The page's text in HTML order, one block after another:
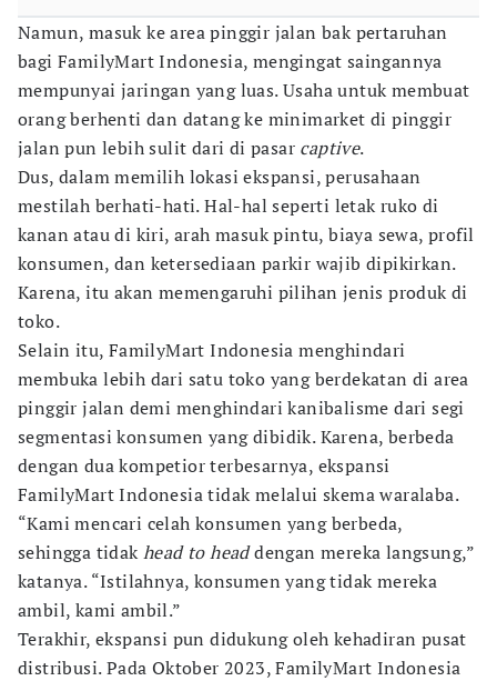
Namun, masuk ke area pinggir jalan bak pertaruhan
bagi FamilyMart Indonesia, mengingat saingannya
mempunyai jaringan yang luas. Usaha untuk membuat
orang berhenti dan datang ke minimarket di pinggir
jalan pun lebih sulit dari di pasar captive.
Dus, dalam memilih lokasi ekspansi, perusahaan
mestilah berhati-hati. Hal-hal seperti letak ruko di
kanan atau di kiri, arah masuk pintu, biaya sewa, profil
konsumen, dan ketersediaan parkir wajib dipikirkan.
Karena, itu akan memengaruhi pilihan jenis produk di
toko.
Selain itu, FamilyMart Indonesia menghindari
membuka lebih dari satu toko yang berdekatan di area
pinggir jalan demi menghindari kanibalisme dari segi
segmentasi konsumen yang dibidik. Karena, berbeda
dengan dua kompetior terbesarnya, ekspansi
FamilyMart Indonesia tidak melalui skema waralaba.
“Kami mencari celah konsumen yang berbeda,
sehingga tidakhead to headdengan mereka langsung,”
katanya. “Istilahnya, konsumen yang tidak mereka
ambil, kami ambil.”
Terakhir, ekspansi pun didukung oleh kehadiran pusat
distribusi. Pada Oktober 2023, FamilyMart Indonesia